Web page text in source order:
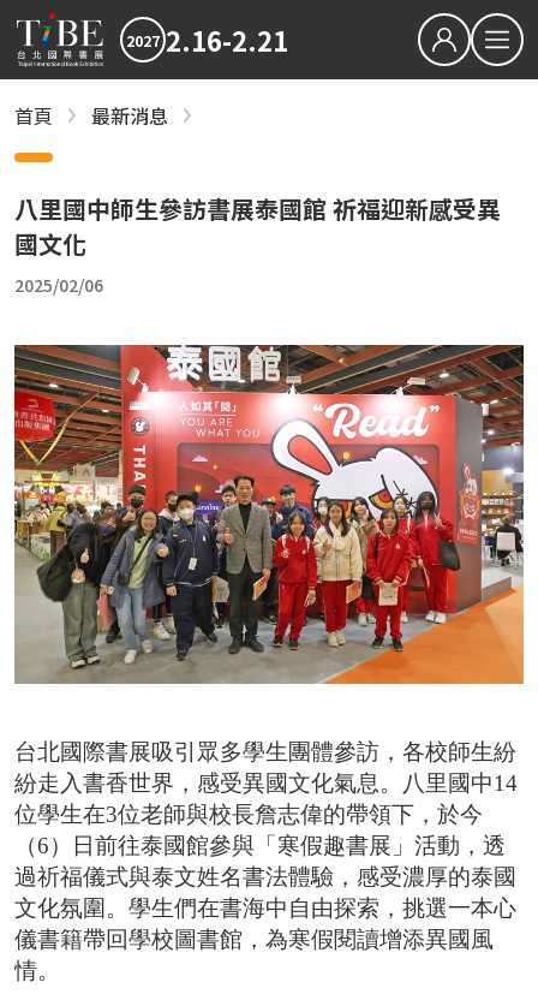
2027 2.16-2.21
最新消息
影音專區
下載專區
2026TIBE線上書展
最新消息
2026TiBE台北國際書展
近期文章
2027書展大獎及金蝶獎徵件起跑 歡迎台灣原創
「臺灣感性：女性情緒」感動首爾 303則留言
結
2026台北國際書展紀錄片 一同回味每一個「閱
台北市雜誌公會 7/23【媒體AI工作流實戰班】
臺灣文學與韓國的交會 阿女烏談族群記憶和轉
首頁 最新消息
八里國中師生參訪書展泰國館 祈福迎新感受異
國文化
2025/02/06
台北國際書展吸引眾多學生團體參訪，各校師生紛
紛走入書香世界，感受異國文化氣息。八里國中14
位學生在3位老師與校長詹志偉的帶領下，於今
（6）日前往泰國館參與「寒假趣書展」活動，透
過祈福儀式與泰文姓名書法體驗，感受濃厚的泰國
文化氛圍。學生們在書海中自由探索，挑選一本心
儀書籍帶回學校圖書館，為寒假閱讀增添異國風
情。